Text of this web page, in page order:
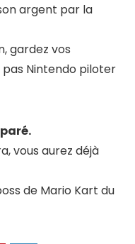
argent par la
gardez vos
pas Nintendo piloter
vous aurez déjà
de Mario Kart du